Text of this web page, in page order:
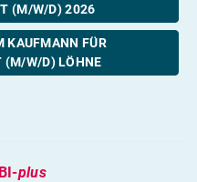
(M/W/D) 2026
KAUFMANN FÜR
(M/W/D) LÖHNE
plus